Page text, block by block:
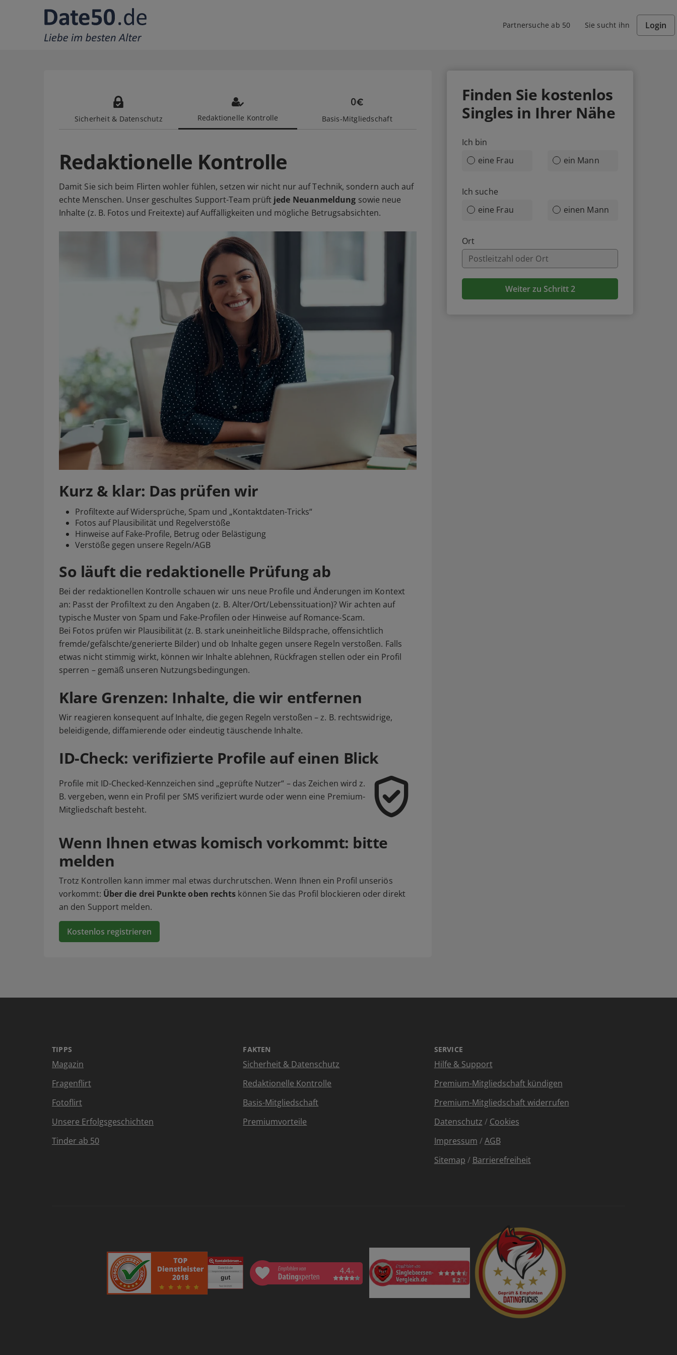
Partnersuche ab 50 Sie sucht ihn Login
Sicherheit & Datenschutz Redaktionelle Kontrolle Basis-Mitgliedschaft
Redaktionelle Kontrolle
Damit Sie sich beim Flirten wohler fühlen, setzen wir nicht nur auf Technik, sondern auch auf
echte Menschen. Unser geschultes Support-Team prüft jede Neuanmeldung sowie neue
Inhalte (z. B. Fotos und Freitexte) auf Auffälligkeiten und mögliche Betrugsabsichten.
Kurz & klar: Das prüfen wir
Profiltexte auf Widersprüche, Spam und „Kontaktdaten-Tricks“
Fotos auf Plausibilität und Regelverstöße
Hinweise auf Fake-Profile, Betrug oder Belästigung
Verstöße gegen unsere Regeln/AGB
So läuft die redaktionelle Prüfung ab
Bei der redaktionellen Kontrolle schauen wir uns neue Profile und Änderungen im Kontext
an: Passt der Profiltext zu den Angaben (z. B. Alter/Ort/Lebenssituation)? Wir achten auf
typische Muster von Spam und Fake-Profilen oder Hinweise auf Romance-Scam.
Bei Fotos prüfen wir Plausibilität (z. B. stark uneinheitliche Bildsprache, offensichtlich
fremde/gefälschte/generierte Bilder) und ob Inhalte gegen unsere Regeln verstoßen. Falls
etwas nicht stimmig wirkt, können wir Inhalte ablehnen, Rückfragen stellen oder ein Profil
sperren – gemäß unseren Nutzungsbedingungen.
Klare Grenzen: Inhalte, die wir entfernen
Wir reagieren konsequent auf Inhalte, die gegen Regeln verstoßen – z. B. rechtswidrige,
beleidigende, diffamierende oder eindeutig täuschende Inhalte.
ID-Check: verifizierte Profile auf einen Blick
Profile mit ID-Checked-Kennzeichen sind „geprüfte Nutzer“ – das Zeichen wird z.
B. vergeben, wenn ein Profil per SMS verifiziert wurde oder wenn eine Premium-
Mitgliedschaft besteht.
Wenn Ihnen etwas komisch vorkommt: bitte
melden
Trotz Kontrollen kann immer mal etwas durchrutschen. Wenn Ihnen ein Profil unseriös
vorkommt: Über die drei Punkte oben rechts können Sie das Profil blockieren oder direkt
an den Support melden.
Kostenlos registrieren
Finden Sie kostenlos
Singles in Ihrer Nähe
Ich bin
eine Frau
ein Mann
Ich suche
eine Frau
einen Mann
Ort
Weiter zu Schritt 2
TIPPS
Magazin
Fragenflirt
Fotoflirt
Unsere Erfolgsgeschichten
Tinder ab 50
FAKTEN
Sicherheit & Datenschutz
Redaktionelle Kontrolle
Basis-Mitgliedschaft
Premiumvorteile
SERVICE
Hilfe & Support
Premium-Mitgliedschaft kündigen
Premium-Mitgliedschaft widerrufen
Datenschutz / Cookies
Impressum /AGB
Sitemap / Barrierefreiheit